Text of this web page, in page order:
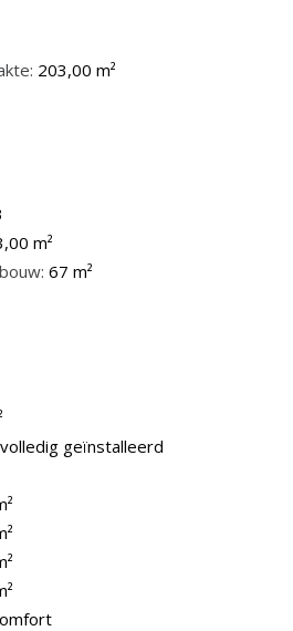
203,00 m²
m²
67 m²
volledig geïnstalleerd